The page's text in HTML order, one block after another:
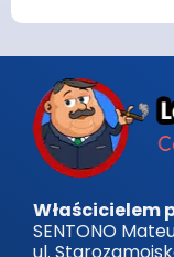
Właścicielem
SENTONO